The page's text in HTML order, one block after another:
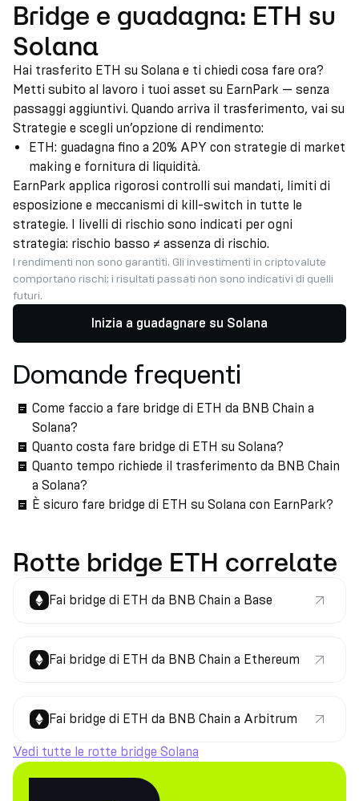
Bridge e guadagna: ETH su
Solana
Hai trasferito ETH su Solana e ti chiedi cosa fare ora?
Metti subito al lavoro i tuoi asset su EarnPark — senza
passaggi aggiuntivi. Quando arriva il trasferimento, vai su
Strategie e scegli un’opzione di rendimento:
ETH: guadagna fino a 20% APY con strategie di market
making e fornitura di liquidità.
EarnPark applica rigorosi controlli sui mandati, limiti di
esposizione e meccanismi di kill-switch in tutte le
strategie. I livelli di rischio sono indicati per ogni
strategia: rischio basso ≠ assenza di rischio.
I rendimenti non sono garantiti. Gli investimenti in criptovalute
comportano rischi; i risultati passati non sono indicativi di quelli
futuri.
Inizia a guadagnare su Solana
Domande frequenti
Come faccio a fare bridge di ETH da BNB Chain a
Solana?
Quanto costa fare bridge di ETH su Solana?
Quanto tempo richiede il trasferimento da BNB Chain
a Solana?
È sicuro fare bridge di ETH su Solana con EarnPark?
Rotte bridge ETH correlate
Fai bridge di ETH da BNB Chain a Base
Fai bridge di ETH da BNB Chain a Ethereum
Fai bridge di ETH da BNB Chain a Arbitrum
Vedi tutte le rotte bridge Solana